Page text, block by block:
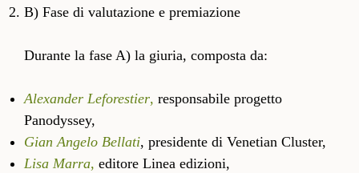
B) Fase di valutazione e premiazione
Durante la fase A) la giuria, composta da:
Alexander Leforestier, responsabile progetto
Panodyssey,
Gian Angelo Bellati, presidente di Venetian Cluster,
Lisa Marra, editore Linea edizioni,